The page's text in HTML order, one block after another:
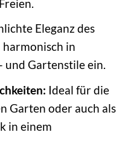
Eleganz des
harmonisch in
und Gartenstile ein.
Ideal für die
Garten oder auch als
in einem